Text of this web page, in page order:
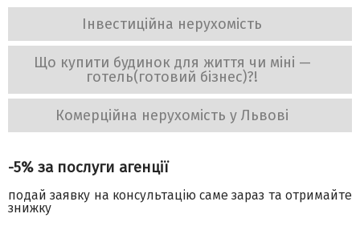
Інвестиційна нерухомість
Що купити будинок для життя чи міні —
готель(готовий бізнес)?!
Комерційна нерухомість у Львові
-5% за послуги агенції
подай заявку на консультацію саме зараз та отримайте
знижку